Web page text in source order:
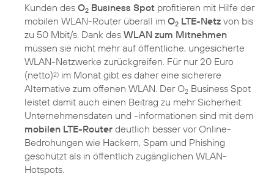
Kunden des O2 Business Spot profitieren mit Hilfe der
mobilen WLAN-Router überall im O2 LTE-Netz von bis
zu 50 Mbit/s. Dank des WLAN zum Mitnehmen
müssen sie nicht mehr auf öffentliche, ungesicherte
WLAN-Netzwerke zurückgreifen. Für nur 20 Euro
(netto)2) im Monat gibt es daher eine sicherere
Alternative zum offenen WLAN. Der O2 Business Spot
leistet damit auch einen Beitrag zu mehr Sicherheit:
Unternehmensdaten und -informationen sind mit dem
mobilen LTE-Router deutlich besser vor Online-
Bedrohungen wie Hackern, Spam und Phishing
geschützt als in öffentlich zugänglichen WLAN-
Hotspots.